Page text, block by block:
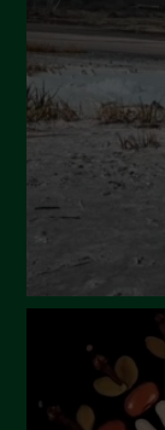
Luglio 2024
Maggio 2024
Aprile 2024
Marzo 2024
Febbraio 2024
Ottobre 2023
Settembre 2023